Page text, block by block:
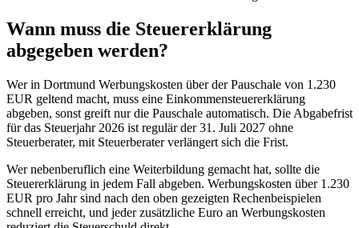
Wann muss die Steuererklärung
abgegeben werden?
Wer in Dortmund Werbungskosten über der Pauschale von 1.230
EUR geltend macht, muss eine Einkommensteuererklärung
abgeben, sonst greift nur die Pauschale automatisch. Die Abgabefrist
für das Steuerjahr 2026 ist regulär der 31. Juli 2027 ohne
Steuerberater, mit Steuerberater verlängert sich die Frist.
Wer nebenberuflich eine Weiterbildung gemacht hat, sollte die
Steuererklärung in jedem Fall abgeben. Werbungskosten über 1.230
EUR pro Jahr sind nach den oben gezeigten Rechenbeispielen
schnell erreicht, und jeder zusätzliche Euro an Werbungskosten